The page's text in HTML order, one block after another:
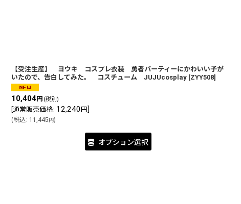
【受注生産】 ヨウキ コスプレ衣装 勇者パーティーにかわいい子が
いたので、告白してみた。 コスチューム JUJUcosplay [ZYY508]
10,404円 (税別)
[通常販売価格: 12,240円]
(税込: 11,445円)
オプション選択